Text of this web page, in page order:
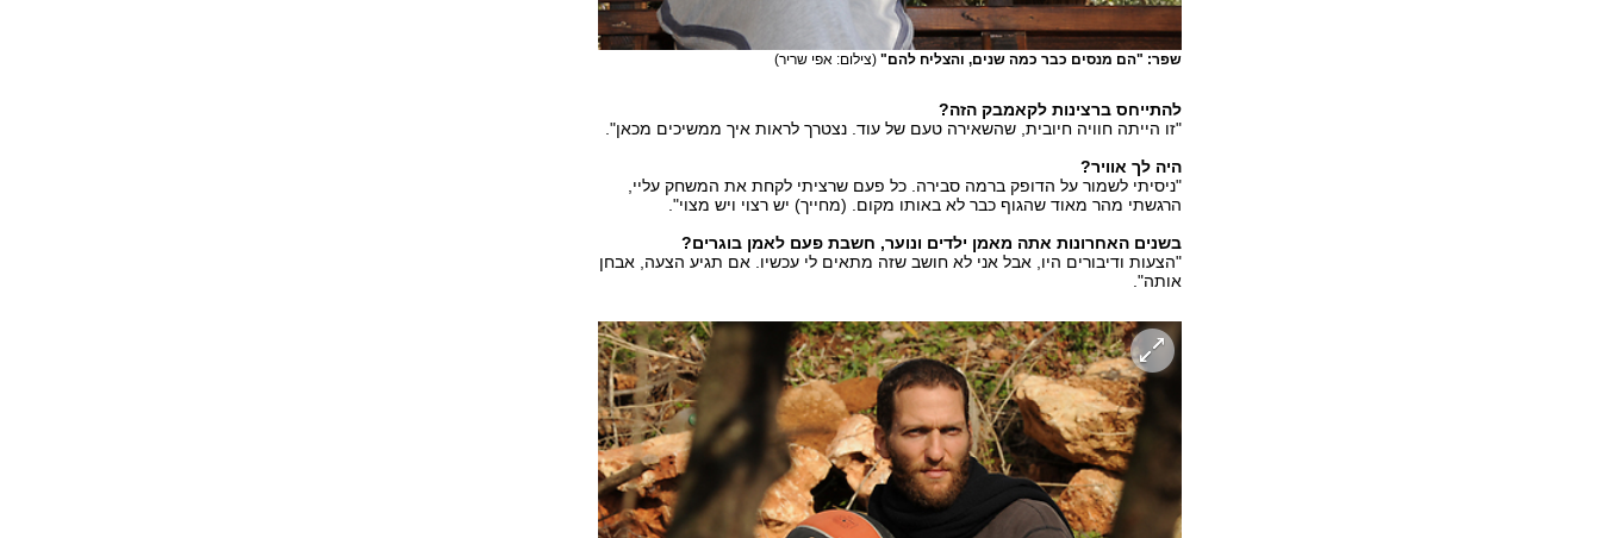
שפר: "הם מנסים כבר כמה שנים, והצליח להם" (צילום: אפי שריר)
להתייחס ברצינות לקאמבק הזה?
"זו הייתה חוויה חיובית, שהשאירה טעם של עוד. נצטרך לראות איך ממשיכים מכאן".
היה לך אוויר?
"ניסיתי לשמור על הדופק ברמה סבירה. כל פעם שרציתי לקחת את המשחק עליי,
הרגשתי מהר מאוד שהגוף כבר לא באותו מקום. (מחייך) יש רצוי ויש מצוי".
בשנים האחרונות אתה מאמן ילדים ונוער, חשבת פעם לאמן בוגרים?
"הצעות ודיבורים היו, אבל אני לא חושב שזה מתאים לי עכשיו. אם תגיע הצעה, אבחן
אותה".